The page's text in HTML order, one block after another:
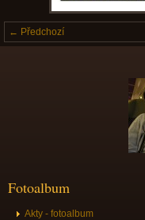
← Předchozí
Fotoalbum
Akty - fotoalbum